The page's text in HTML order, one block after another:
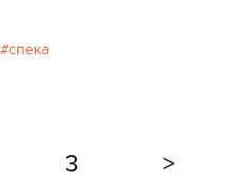
спека
3 >